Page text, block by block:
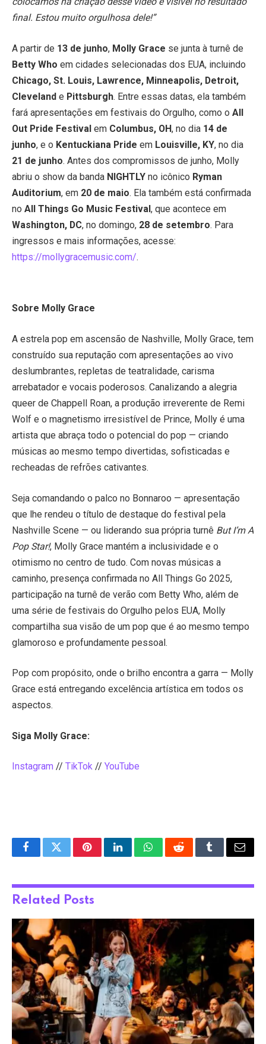
final. Estou muito orgulhosa dele!”
A partir de 13 de junho, Molly Grace se junta à turnê de
Betty Who em cidades selecionadas dos EUA, incluindo
Chicago, St. Louis, Lawrence, Minneapolis, Detroit,
Cleveland e Pittsburgh. Entre essas datas, ela também
fará apresentações em festivais do Orgulho, como o All
Out Pride Festival em Columbus, OH, no dia 14 de
junho, e o Kentuckiana Pride em Louisville, KY, no dia
21 de junho. Antes dos compromissos de junho, Molly
abriu o show da banda NIGHTLY no icônico Ryman
Auditorium, em 20 de maio. Ela também está confirmada
no All Things Go Music Festival, que acontece em
Washington, DC, no domingo, 28 de setembro. Para
ingressos e mais informações, acesse:
https://mollygracemusic.com/.
Sobre Molly Grace
A estrela pop em ascensão de Nashville, Molly Grace, tem
construído sua reputação com apresentações ao vivo
deslumbrantes, repletas de teatralidade, carisma
arrebatador e vocais poderosos. Canalizando a alegria
queer de Chappell Roan, a produção irreverente de Remi
Wolf e o magnetismo irresistível de Prince, Molly é uma
artista que abraça todo o potencial do pop — criando
músicas ao mesmo tempo divertidas, sofisticadas e
recheadas de refrões cativantes.
Seja comandando o palco no Bonnaroo — apresentação
que lhe rendeu o título de destaque do festival pela
Nashville Scene — ou liderando sua própria turnê But I’m A
Pop Star!, Molly Grace mantém a inclusividade e o
otimismo no centro de tudo. Com novas músicas a
caminho, presença confirmada no All Things Go 2025,
participação na turnê de verão com Betty Who, além de
uma série de festivais do Orgulho pelos EUA, Molly
compartilha sua visão de um pop que é ao mesmo tempo
glamoroso e profundamente pessoal.
Pop com propósito, onde o brilho encontra a garra — Molly
Grace está entregando excelência artística em todos os
aspectos.
Siga Molly Grace:
Instagram // TikTok // YouTube
FacebookTwitterPinterestLinkedInWhatsAppRedditTumblrEmail
Related Posts